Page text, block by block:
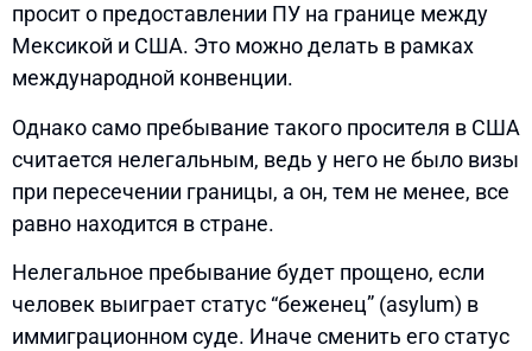
просит о предоставлении ПУ на границе между
Мексикой и США. Это можно делать в рамках
международной конвенции.
Однако само пребывание такого просителя в США
считается нелегальным, ведь у него не было визы
при пересечении границы, а он, тем не менее, все
равно находится в стране.
Нелегальное пребывание будет прощено, если
человек выиграет статус “беженец” (asylum) в
иммиграционном суде. Иначе сменить его статус